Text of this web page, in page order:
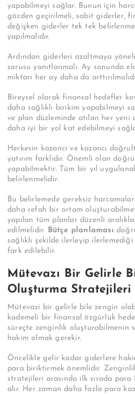
yapabilmeyi sağlar. Bunun için
gözden geçirilmeli, sabit giderler,
değişken giderler tek tek
yapılmalıdır.
Ardından giderleri azaltmaya
sorusu yanıtlanmalı. Ay sonunda
miktarı her ay daha da
Bireysel olarak finansal hedefler
daha sağlıklı birikim yapabilmeyi
ve plan düzleminde atılan her yeni
daha iyi bir yol kat edebilmeyi
Herkesin kazancı ve kazancı
yatırım farklıdır. Önemli olan
yapabilmektir. Tüm bir yıl
belirlenmelidir.
Bu belirlemede gereksiz
daha refah bir ortam
yapılan tüm planlar düzenli
edilmelidir. Bütçe planlaması
sağlıklı şekilde ilerleyip
fark edilebilir.
Mütevazı Bir Gelirle
Oluşturma Stratejileri
Mütevazi bir gelirle bile zengin
kademeli bir finansal özgürlük
süreçte zenginlik oluşturabilmenin
hakim olmak gerekir.
Öncelikle gelir kadar giderlere
para biriktirmek önemlidir.
stratejileri arasında ilk sırada para
alır. Her zaman daha fazla para